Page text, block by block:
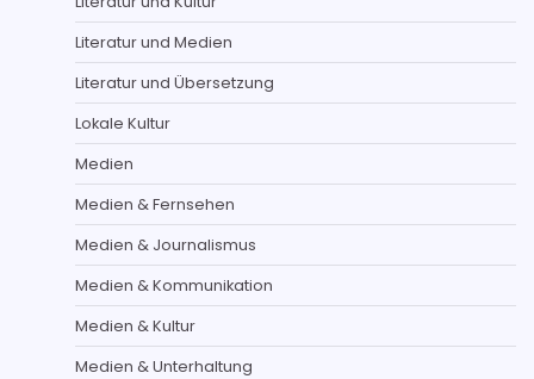
Literatur und Medien
Literatur und Übersetzung
Lokale Kultur
Medien
Medien & Fernsehen
Medien & Journalismus
Medien & Kommunikation
Medien & Kultur
Medien & Unterhaltung